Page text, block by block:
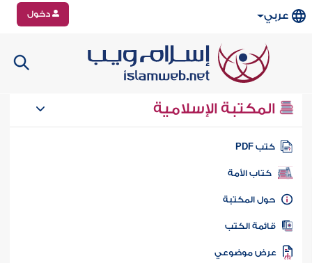
عربي دخول
المكتبة الإسلامية
كتب PDF
كتاب الأمة
المكتبة
الكتب